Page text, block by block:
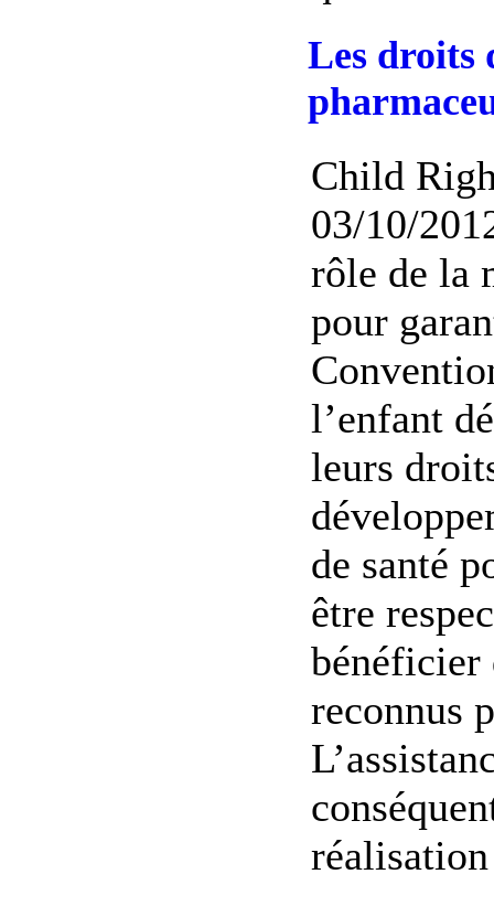
Les droits
Child
03/10/
rôle de la
pour
l’enfant
leurs
de santé
être
bénéficier
reconnus